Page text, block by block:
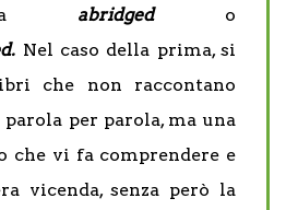
abridged o
Nel caso della prima, si
che non raccontano
per parola, ma una
che vi fa comprendere e
vicenda, senza però la